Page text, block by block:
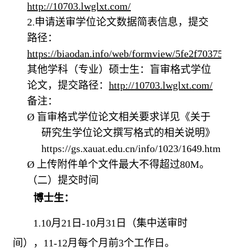
http://10703.lwglxt.com/
2.申请送审学位论文数据简表信息，提交
路径：
https://biaodan.info/web/formview/
其他学科（专业）硕士生： 盲审格式学位
论文， 提交路径： http://10703.lwglxt.com/
备注：
Ø 盲审格式学位论文相关要求详见《关于
研究生学位论文撰写格式的相关说明》
https://gs.xauat.edu.cn/info/1023/1649.htm
Ø
上传附件单个文件最大不得超过80M。
（二） 提交时间
博士生：
1.10月 21 日 -10月31日（集中送审时
间），11-12月每个月前3个工作日。